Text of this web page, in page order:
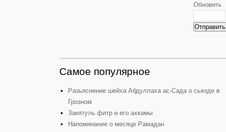
Обновить
Отправить
Самое популярное
Разьяснение шейха Абдуллаха ас-Сада о сьезде в
Грозном
Закятуль фитр и его ахкамы
Напоминание о месяце Рамадан